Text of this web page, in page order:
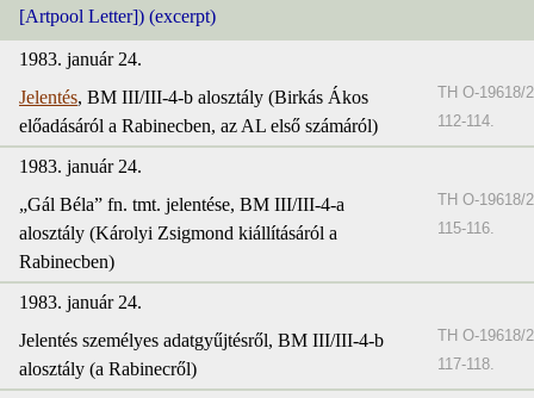
[Artpool Letter]) (excerpt)
1983. január 24.
Jelentés, BM III/III-4-b alosztály (Birkás Ákos
előadásáról a Rabinecben, az AL első számáról)
TH O-19618/2
112-114.
1983. január 24.
„Gál Béla” fn. tmt. jelentése, BM III/III-4-a
alosztály (Károlyi Zsigmond kiállításáról a
Rabinecben)
TH O-19618/2
115-116.
1983. január 24.
Jelentés személyes adatgyűjtésről, BM III/III-4-b
alosztály (a Rabinecről)
TH O-19618/2
117-118.